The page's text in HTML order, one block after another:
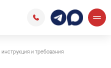
и требования